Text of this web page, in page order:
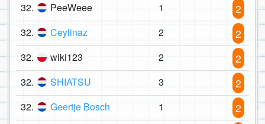
32. PeeWeee 1 2
32. Ceylinaz 2 2
32. wiki123 2 2
32. SHIATSU 3 2
32. Geertje Bosch 1 2